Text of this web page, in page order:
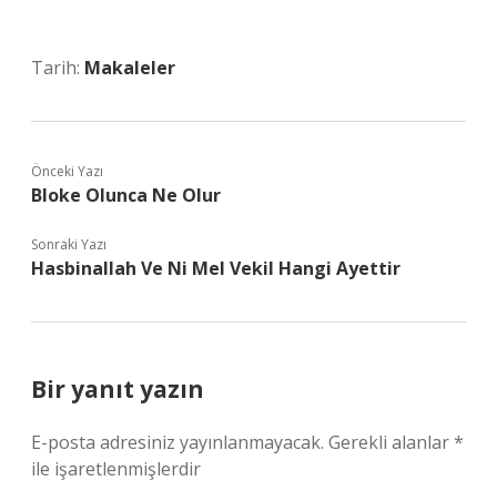
Tarih: Makaleler
Önceki Yazı
Bloke Olunca Ne Olur
Sonraki Yazı
Hasbinallah Ve Ni Mel Vekil Hangi Ayettir
Bir yanıt yazın
E-posta adresiniz yayınlanmayacak. Gerekli alanlar*
ile işaretlenmişlerdir